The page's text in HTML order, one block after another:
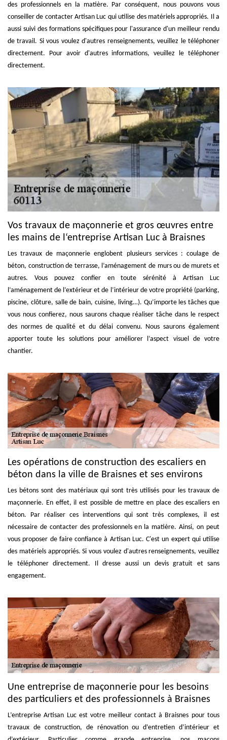
des professionnels en la matière. Par conséquent, nous pouvons vous
conseiller de contacter Artisan Luc qui utilise des matériels appropriés. Il a
aussi suivi des formations spécifiques pour l'assurance d'un meilleur rendu
de travail. Si vous voulez d'autres renseignements, veuillez le téléphoner
directement. Pour avoir d'autres informations, veuillez le téléphoner
directement.
Vos travaux de maçonnerie et gros œuvres entre
les mains de l‘entreprise Artisan Luc à Braisnes
Les travaux de maçonnerie englobent plusieurs services : coulage de
béton, construction de terrasse, l’aménagement de murs ou de murets et
autres. Vous pouvez confier en toute sérénité à Artisan Luc
l’aménagement de l’extérieur et de l’intérieur de votre propriété (parking,
piscine, clôture, salle de bain, cuisine, living…). Qu’importe les tâches que
vous nous confierez, nous saurons chaque réaliser tâche dans le respect
des normes de qualité et du délai convenu. Nous saurons également
apporter toute les solutions pour améliorer l’aspect visuel de votre
chantier.
Les opérations de construction des escaliers en
béton dans la ville de Braisnes et ses environs
Les bétons sont des matériaux qui sont très utilisés pour les travaux de
maçonnerie. En effet, il est possible de mettre en place des escaliers en
béton. Par réaliser ces interventions qui sont très complexes, il est
nécessaire de contacter des professionnels en la matière. Ainsi, on peut
vous proposer de faire confiance à Artisan Luc. C'est un expert qui utilise
des matériels appropriés. Si vous voulez d'autres renseignements, veuillez
le téléphoner directement. Il dresse aussi un devis gratuit et sans
engagement.
Une entreprise de maçonnerie pour les besoins
des particuliers et des professionnels à Braisnes
L’entreprise Artisan Luc est votre meilleur contact à Braisnes pour tous
travaux de construction, de rénovation ou d’entretien d’intérieur et